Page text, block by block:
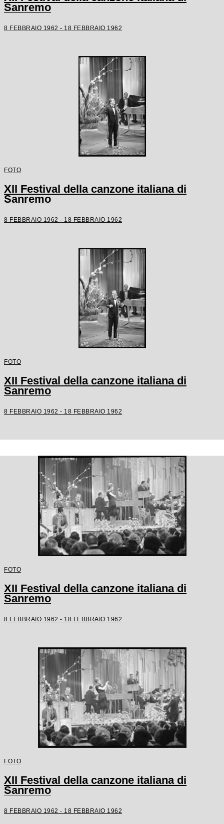
Sanremo
8 FEBBRAIO 1962 - 18 FEBBRAIO 1962
FOTO
XII Festival della canzone italiana di
Sanremo
8 FEBBRAIO 1962 - 18 FEBBRAIO 1962
FOTO
XII Festival della canzone italiana di
Sanremo
8 FEBBRAIO 1962 - 18 FEBBRAIO 1962
FOTO
XII Festival della canzone italiana di
Sanremo
8 FEBBRAIO 1962 - 18 FEBBRAIO 1962
FOTO
XII Festival della canzone italiana di
Sanremo
8 FEBBRAIO 1962 - 18 FEBBRAIO 1962